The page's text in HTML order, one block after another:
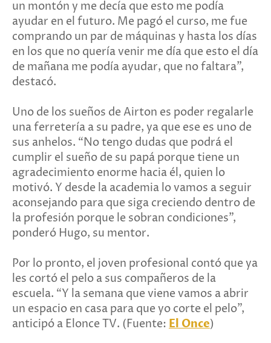
un montón y me decía que esto me podía
ayudar en el futuro. Me pagó el curso, me fue
comprando un par de máquinas y hasta los días
en los que no quería venir me día que esto el día
de mañana me podía ayudar, que no faltara”,
destacó.
Uno de los sueños de Airton es poder regalarle
una ferretería a su padre, ya que ese es uno de
sus anhelos. “No tengo dudas que podrá el
cumplir el sueño de su papá porque tiene un
agradecimiento enorme hacia él, quien lo
motivó. Y desde la academia lo vamos a seguir
aconsejando para que siga creciendo dentro de
la profesión porque le sobran condiciones”,
ponderó Hugo, su mentor.
Por lo pronto, el joven profesional contó que ya
les cortó el pelo a sus compañeros de la
escuela. “Y la semana que viene vamos a abrir
un espacio en casa para que yo corte el pelo”,
anticipó a Elonce TV. (Fuente: El Once)